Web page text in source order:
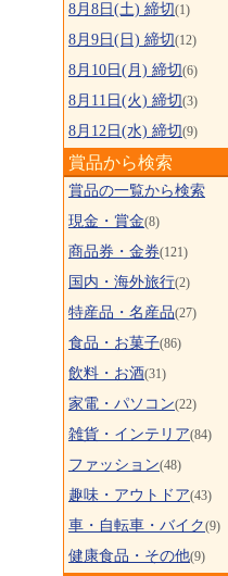
8月8日(土) 締切(1)
8月9日(日) 締切(12)
8月10日(月) 締切(6)
8月11日(火) 締切(3)
8月12日(水) 締切(9)
賞品から検索
賞品の一覧から検索
現金・賞金(8)
商品券・金券(121)
国内・海外旅行(2)
特産品・名産品(27)
食品・お菓子(86)
飲料・お酒(31)
家電・パソコン(22)
雑貨・インテリア(84)
ファッション(48)
趣味・アウトドア(43)
車・自転車・バイク(9)
健康食品・その他(9)